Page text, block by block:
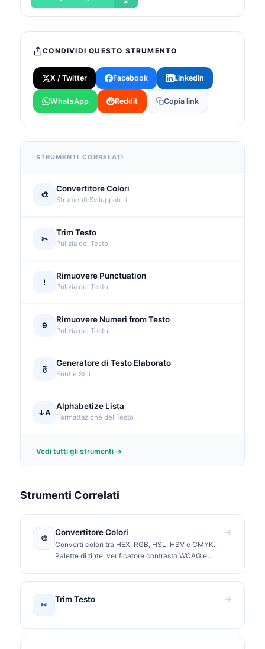
CONDIVIDI QUESTO STRUMENTO
X / Twitter Facebook LinkedIn
WhatsApp Reddit Copia link
STRUMENTI CORRELATI
🎨
Convertitore Colori
Strumenti Sviluppatori
✂
Trim Testo
Pulizia del Testo
!
Rimuovere Punctuation
Pulizia del Testo
9
Rimuovere Numeri from Testo
Pulizia del Testo
𝔉
Generatore di Testo Elaborato
Font e Stili
↓A
Alphabetize Lista
Formattazione del Testo
Vedi tutti gli strumenti →
Strumenti Correlati
🎨
Convertitore Colori
Converti colori tra HEX, RGB, HSL, HSV e CMYK.
Palette di tinte, verificatore contrasto WCAG e
✂
Trim Testo